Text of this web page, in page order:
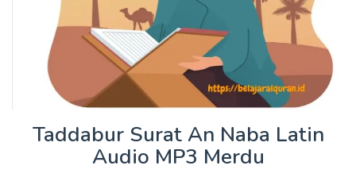
Taddabur Surat An Naba Latin
Audio MP3 Merdu